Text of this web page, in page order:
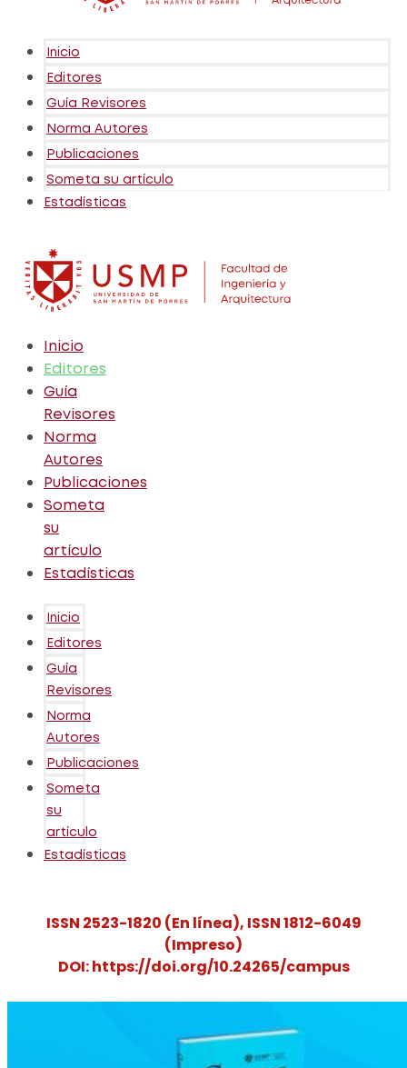
Inicio
Editores
Guía Revisores
Norma Autores
Publicaciones
Someta su artículo
Estadísticas
Inicio
Editores
Guía
Revisores
Norma
Autores
Publicaciones
Someta
su
artículo
Estadísticas
Inicio
Editores
Guía
Revisores
Norma
Autores
Publicaciones
Someta
su
artículo
Estadísticas
ISSN 2523-1820 (En línea), ISSN 1812-6049
(Impreso)
DOI: https://doi.org/10.24265/campus